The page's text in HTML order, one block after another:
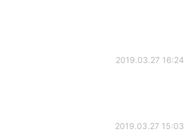
2019.03.27 16:24
2019.03.27 15:03